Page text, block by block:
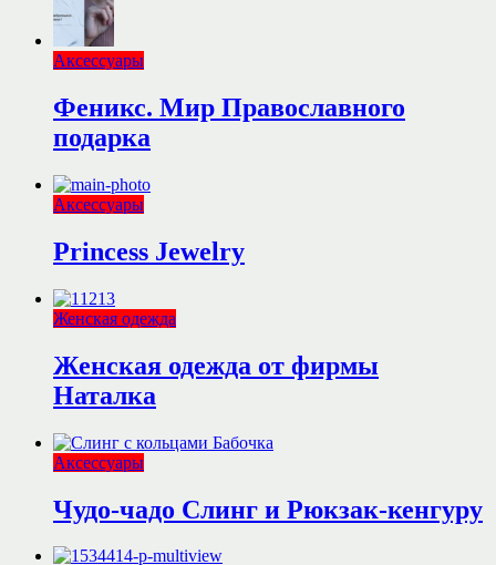
Аксессуары
Феникс. Мир Православного
подарка
Аксессуары
Princess Jewelry
Женская одежда
Женская одежда от фирмы
Наталка
Аксессуары
Чудо-чадо Слинг и Рюкзак-кенгуру